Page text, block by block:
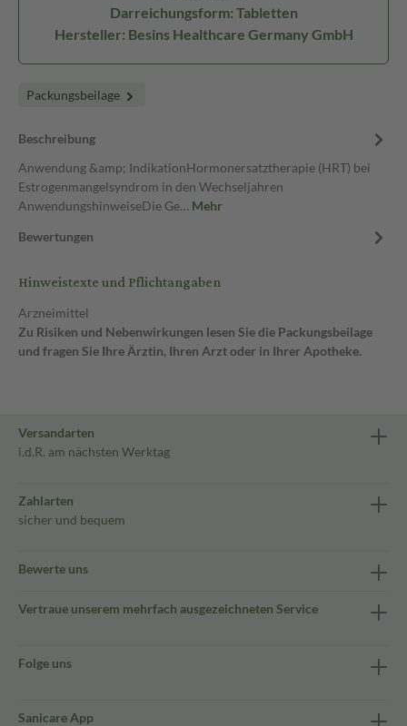
Darreichungsform: Tabletten
Hersteller: Besins Healthcare Germany GmbH
Packungsbeilage
Beschreibung
Anwendung &amp; IndikationHormonersatztherapie (HRT) bei
Estrogenmangelsyndrom in den Wechseljahren
AnwendungshinweiseDie Ge… Mehr
Bewertungen
Hinweistexte und Pflichtangaben
Arzneimittel
Zu Risiken und Nebenwirkungen lesen Sie die Packungsbeilage
und fragen Sie Ihre Ärztin, Ihren Arzt oder in Ihrer Apotheke.
Versandarten
i.d.R. am nächsten Werktag
Zahlarten
sicher und bequem
Bewerte uns
Vertraue unserem mehrfach ausgezeichneten Service
Folge uns
Sanicare App